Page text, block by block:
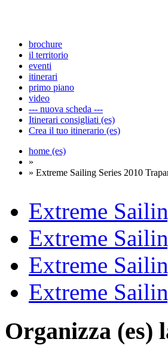
brochure
il territorio
eventi
itinerari
primo piano
video
--- nuova scheda ---
Itinerari consigliati (es)
Crea il tuo itinerario (es)
home (es)
»
» Extreme Sailing Series 2010
Extreme
Extreme
Extreme
Extreme
Organizza (es)